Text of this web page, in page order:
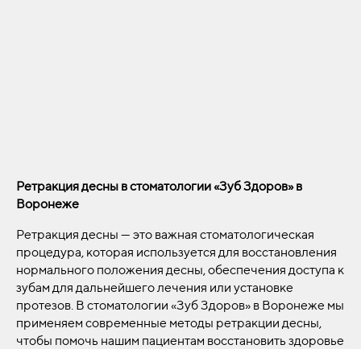
Ретракция десны в стоматологии «Зуб Здоров» в
Воронеже
Ретракция десны — это важная стоматологическая
процедура, которая используется для восстановления
нормального положения десны, обеспечения доступа к
зубам для дальнейшего лечения или установке
протезов. В стоматологии «Зуб Здоров» в Воронеже мы
применяем современные методы ретракции десны,
чтобы помочь нашим пациентам восстановить здоровье